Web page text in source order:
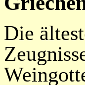
Die